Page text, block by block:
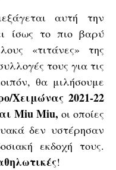
αυτή την
ίσως το πιο βαρύ
«τιτάνες» της
τους για τις
θα μιλήσουμε
Χειμώνας 2021-22
Miu Miu, οι οποίες
δεν υστέρησαν
εκδοχή τους.
!